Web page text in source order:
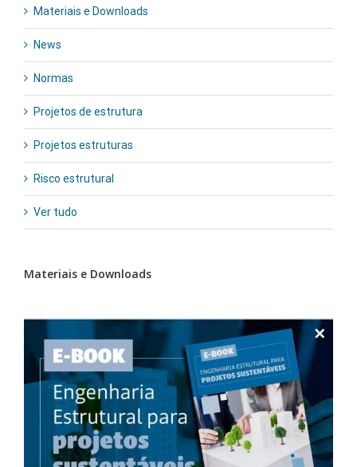
Materiais e Downloads
News
Normas
Projetos de estrutura
Projetos estruturas
Risco estrutural
Ver tudo
Materiais e Downloads